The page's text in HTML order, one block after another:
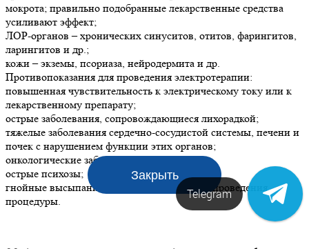
мокрота; правильно подобранные лекарственные средства
усиливают эффект;
ЛОР-органов – хронических синуситов, отитов, фарингитов,
ларингитов и др.;
кожи – экземы, псориаза, нейродермита и др.
Противопоказания для проведения электротерапии:
повышенная чувствительность к электрическому току или к
лекарственному препарату;
острые заболевания, сопровождающиеся лихорадкой;
тяжелые заболевания сердечно-сосудистой системы, печени и
почек с нарушением функции этих органов;
онкологические заболевания;
острые психозы;
гнойные высыпания, раны на коже в месте проведения
процедуры.
Закрыть
Telegram